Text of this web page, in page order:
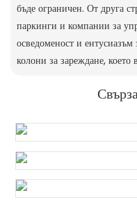
бъде ограничен. От друга
паркинги и компании за
осведоменост и ентусиазъм
колони за зареждане,